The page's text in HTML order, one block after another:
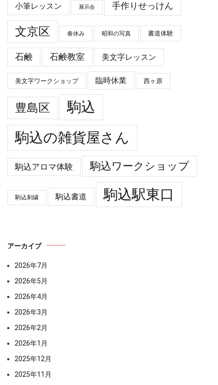
小筆レッスン 展示会 手作りせっけん
文京区 春休み 昭和の写真 書道体験
石鹸 石鹸教室 美文字レッスン
美文字ワークショップ 臨時休業 西ヶ原
豊島区
駒込
駒込の雑貨屋さん
駒込アロマ体験 駒込ワークショップ
駒込刺繍 駒込書道 駒込駅東口
アーカイブ
2026年7月
2026年5月
2026年4月
2026年3月
2026年2月
2026年1月
2025年12月
2025年11月